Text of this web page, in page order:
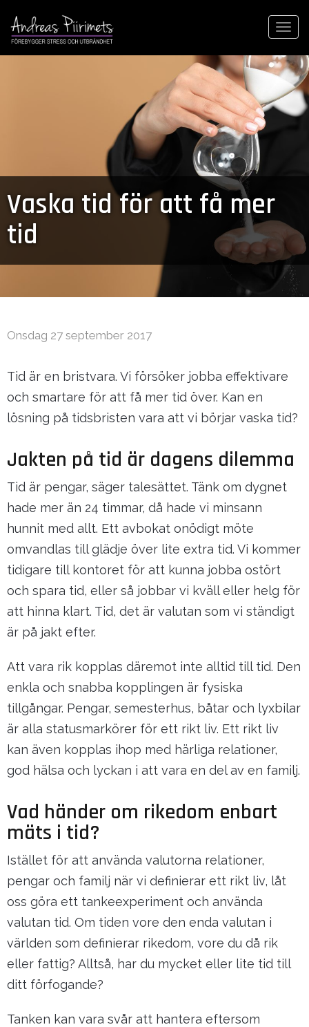
Vaska tid för att få mer
tid
Onsdag 27 september 2017
Tid är en bristvara. Vi försöker jobba effektivare
och smartare för att få mer tid över. Kan en
lösning på tidsbristen vara att vi börjar vaska tid?
Jakten på tid är dagens dilemma
Tid är pengar, säger talesättet. Tänk om dygnet
hade mer än 24 timmar, då hade vi minsann
hunnit med allt. Ett avbokat onödigt möte
omvandlas till glädje över lite extra tid. Vi kommer
tidigare till kontoret för att kunna jobba ostört
och spara tid, eller så jobbar vi kväll eller helg för
att hinna klart. Tid, det är valutan som vi ständigt
är på jakt efter.
Att vara rik kopplas däremot inte alltid till tid. Den
enkla och snabba kopplingen är fysiska
tillgångar. Pengar, semesterhus, båtar och lyxbilar
är alla statusmarkörer för ett rikt liv. Ett rikt liv
kan även kopplas ihop med härliga relationer,
god hälsa och lyckan i att vara en del av en familj.
Vad händer om rikedom enbart
mäts i tid?
Istället för att använda valutorna relationer,
pengar och familj när vi definierar ett rikt liv, låt
oss göra ett tankeexperiment och använda
valutan tid. Om tiden vore den enda valutan i
världen som definierar rikedom, vore du då rik
eller fattig? Alltså, har du mycket eller lite tid till
ditt förfogande?
Tanken kan vara svår att hantera eftersom